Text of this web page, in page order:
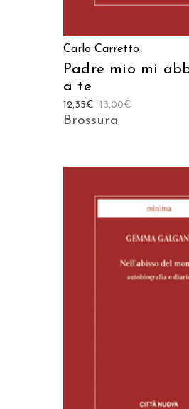
Carlo Carretto
Padre mio mi
a te
13,00€
12,35€
Brossura